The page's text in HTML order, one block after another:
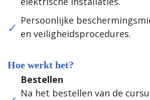
Persoonlijke
en veiligheidsprocedures.
Hoe werkt het?
Bestellen
Na het bestellen van de